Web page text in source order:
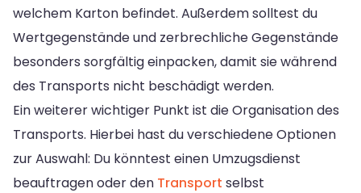
welchem Karton befindet. Außerdem solltest du
Wertgegenstände und zerbrechliche Gegenstände
besonders sorgfältig einpacken, damit sie während
des Transports nicht beschädigt werden.
Ein weiterer wichtiger Punkt ist die Organisation des
Transports. Hierbei hast du verschiedene Optionen
zur Auswahl: Du könntest einen Umzugsdienst
beauftragen oder den Transport selbst